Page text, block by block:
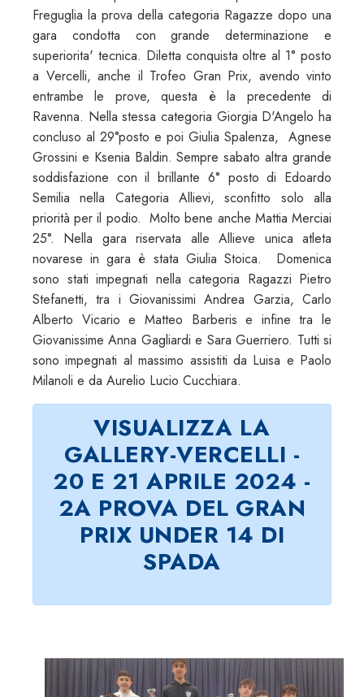
Freguglia la prova della categoria Ragazze dopo una
gara condotta con grande determinazione e
superiorita' tecnica. Diletta conquista oltre al 1° posto
a Vercelli, anche il Trofeo Gran Prix, avendo vinto
entrambe le prove, questa è la precedente di
Ravenna. Nella stessa categoria Giorgia D'Angelo ha
concluso al 29°posto e poi Giulia Spalenza, Agnese
Grossini e Ksenia Baldin. Sempre sabato altra grande
soddisfazione con il brillante 6° posto di Edoardo
Semilia nella Categoria Allievi, sconfitto solo alla
priorità per il podio. Molto bene anche Mattia Merciai
25°. Nella gara riservata alle Allieve unica atleta
novarese in gara è stata Giulia Stoica. Domenica
sono stati impegnati nella categoria Ragazzi Pietro
Stefanetti, tra i Giovanissimi Andrea Garzia, Carlo
Alberto Vicario e Matteo Barberis e infine tra le
Giovanissime Anna Gagliardi e Sara Guerriero. Tutti si
sono impegnati al massimo assistiti da Luisa e Paolo
Milanoli e da Aurelio Lucio Cucchiara.
VISUALIZZA LA
GALLERY-VERCELLI -
20 E 21 APRILE 2024 -
2A PROVA DEL GRAN
PRIX UNDER 14 DI
SPADA